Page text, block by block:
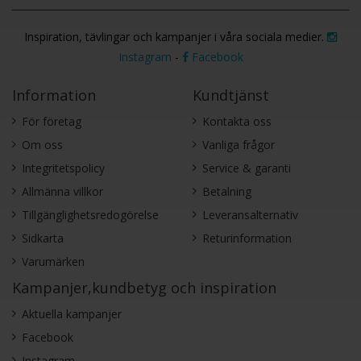
Inspiration, tävlingar och kampanjer i våra sociala medier.
Instagram - Facebook
Information
För företag
Om oss
Integritetspolicy
Allmänna villkor
Tillgänglighetsredogörelse
Sidkarta
Varumärken
Kundtjänst
Kontakta oss
Vanliga frågor
Service & garanti
Betalning
Leveransalternativ
Returinformation
Kampanjer,kundbetyg och inspiration
Aktuella kampanjer
Facebook